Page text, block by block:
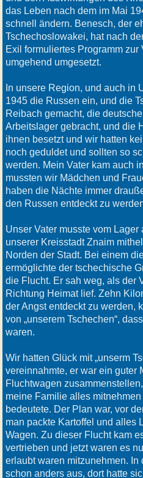
das Leben nach dem im Mai
schnell ändern. Benesch, der
Tschechoslowakei, hat nach
Exil formuliertes Programm zur
umgehend umgesetzt.
In unsere Region, und auch in
1945 die Russen ein, und die
Reibach gemacht, die
Arbeitslager gebracht, und die
ihnen besetzt und wir hatten
noch geduldet und sollten so
werden. Mein Vater kam auch
mussten wir Mädchen und
haben die Nächte immer
den Russen entdeckt zu
Unser Vater musste vom
unserer Kreisstadt Znaim
Norden der Stadt. Bei einem
ermöglichte der tschechische
die Flucht. Er sah weg, als der
Richtung Heimat lief. Zehn
der Angst entdeckt zu werden,
von „unserem Tschechen“,
waren.
Wir hatten Glück mit „unserm
vereinnahmte, er war ein guter
Fluchtwagen
meine Familie alles
bedeutete. Der Plan war, vor
man packte Kartoffel und alles
Wagen. Zu dieser Flucht kam
vertrieben und jetzt waren es
erlaubt waren mitzunehmen. In
schon anders aus, dort hatte